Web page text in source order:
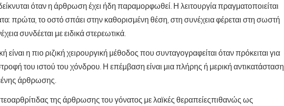
όταν η άρθρωση έχει ήδη παραμορφωθεί. Η λειτουργία πραγματοποιείται
πρώτα, το οστό σπάει στην καθορισμένη θέση, στη συνέχεια φέρεται στη σωστή
συνδέεται με ειδικά στερεωτικά.
είναι η πιο ριζική χειρουργική μέθοδος που συνταγογραφείται όταν πρόκειται για
του ιστού του χόνδρου. Η επέμβαση είναι μια πλήρης ή μερική αντικατάσταση
άρθρωσης.
της άρθρωσης του γόνατος με λαϊκές θεραπείεςπιθανώς ως